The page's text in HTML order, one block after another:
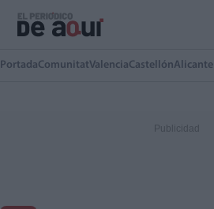
PortadaComunitatValenciaCastellónAlicante